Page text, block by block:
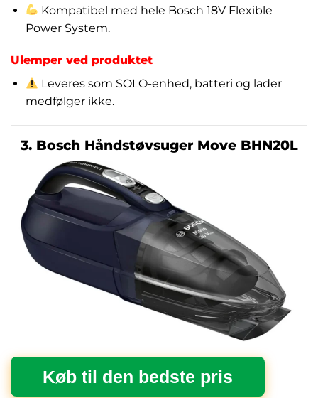
Kompatibel med hele Bosch 18V Flexible
Power System.
Ulemper ved produktet
Leveres som SOLO-enhed, batteri og lader
medfølger ikke.
3. Bosch Håndstøvsuger Move BHN20L
Køb til den bedste pris